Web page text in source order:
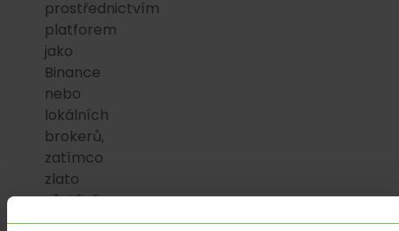
prostřednictvím
platforem
jako
Binance
nebo
lokálních
brokerů,
zatímco
zlato
zůstává
oblíbené